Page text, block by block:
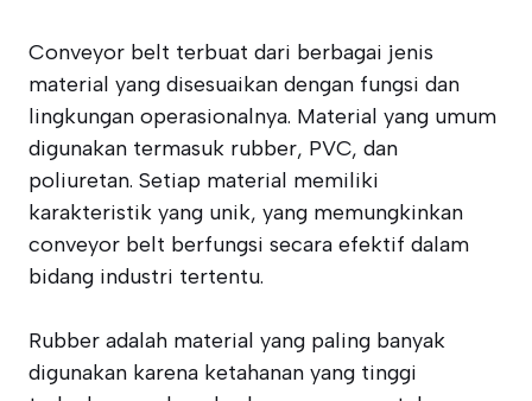
Conveyor belt terbuat dari berbagai jenis
material yang disesuaikan dengan fungsi dan
lingkungan operasionalnya. Material yang umum
digunakan termasuk rubber, PVC, dan
poliuretan. Setiap material memiliki
karakteristik yang unik, yang memungkinkan
conveyor belt berfungsi secara efektif dalam
bidang industri tertentu.
Rubber adalah material yang paling banyak
digunakan karena ketahanan yang tinggi